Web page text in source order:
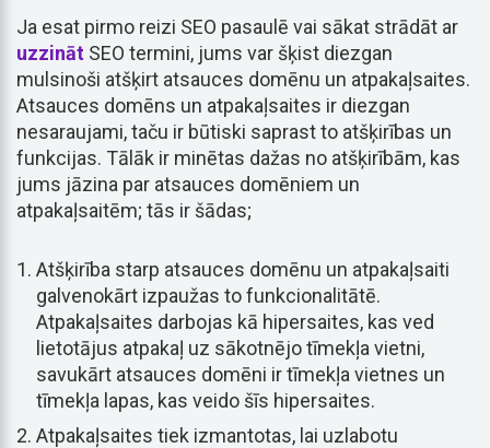
Ja esat pirmo reizi SEO pasaulē vai sākat strādāt ar
uzzināt SEO termini, jums var šķist diezgan
mulsinoši atšķirt atsauces domēnu un atpakaļsaites.
Atsauces domēns un atpakaļsaites ir diezgan
nesaraujami, taču ir būtiski saprast to atšķirības un
funkcijas. Tālāk ir minētas dažas no atšķirībām, kas
jums jāzina par atsauces domēniem un
atpakaļsaitēm; tās ir šādas;
Atšķirība starp atsauces domēnu un atpakaļsaiti
galvenokārt izpaužas to funkcionalitātē.
Atpakaļsaites darbojas kā hipersaites, kas ved
lietotājus atpakaļ uz sākotnējo tīmekļa vietni,
savukārt atsauces domēni ir tīmekļa vietnes un
tīmekļa lapas, kas veido šīs hipersaites.
Atpakaļsaites tiek izmantotas, lai uzlabotu